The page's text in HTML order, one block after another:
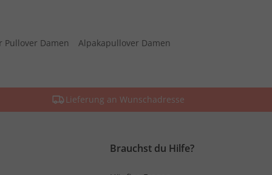
Pullover Damen
Alpakapullover Damen
Lieferung an Wunschadresse
Brauchst du Hilfe?